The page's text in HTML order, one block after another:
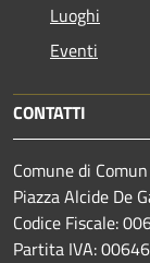
Luoghi
Eventi
CONTATTI
Comune di
Piazza Alcide De
Codice Fiscale:
Partita IVA: